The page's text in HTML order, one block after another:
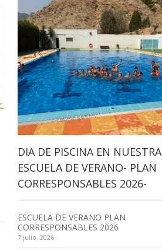
DIA DE PISCINA EN NUESTRA
ESCUELA DE VERANO- PLAN
CORRESPONSABLES 2026-
ESCUELA DE VERANO PLAN
CORRESPONSABLES 2026
7 julio, 2026